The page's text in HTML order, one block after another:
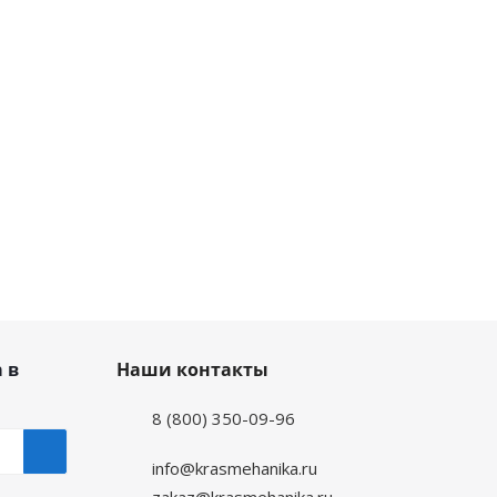
в
Наши контакты
8 (800) 350-09-96
info@krasmehanika.ru